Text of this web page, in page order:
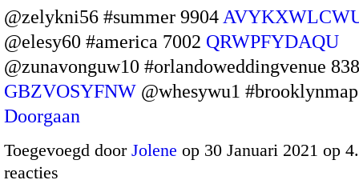
@zelykni56 #summer 9904
@elesy60 #america 7002 QRWPFYDAQU
@zunavonguw10 #orlandoweddingvenue
GBZVOSYFNW @whesywu1
Doorgaan
Toegevoegd door Jolene op 30 Januari 2021 op
reacties